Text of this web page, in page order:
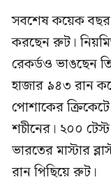
সবশেষ কয়েক বছর
করছেন রুট।
রেকর্ডও ভাঙছেন
হাজার ৯৪৩ রান
পোশাকের
শচীনের। ২০০
ভারতের মাস্টার
রান পিছিয়ে রুট।